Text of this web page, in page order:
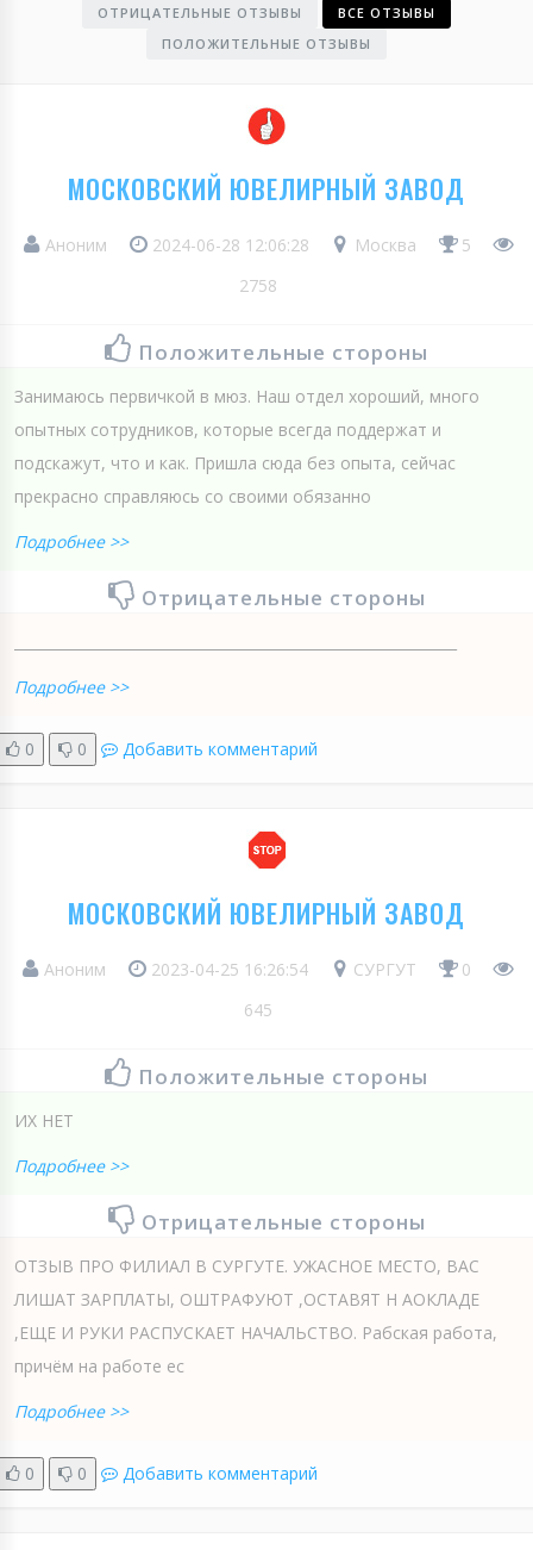
ОТРИЦАТЕЛЬНЫЕ ОТЗЫВЫ
ВСЕ ОТЗЫВЫ
ПОЛОЖИТЕЛЬНЫЕ ОТЗЫВЫ
МОСКОВСКИЙ ЮВЕЛИРНЫЙ ЗАВОД
Аноним 2024-06-28 12:06:28 Москва
5
2758
Положительные стороны
Занимаюсь первичкой в мюз. Наш отдел хороший, много
опытных сотрудников, которые всегда поддержат и
подскажут, что и как. Пришла сюда без опыта, сейчас
прекрасно справляюсь со своими обязанно
Подробнее >>
Отрицательные стороны
Подробнее >>
0 0 Добавить комментарий
МОСКОВСКИЙ ЮВЕЛИРНЫЙ ЗАВОД
Аноним 2023-04-25 16:26:54 СУРГУТ
0
645
Положительные стороны
ИХ НЕТ
Подробнее >>
Отрицательные стороны
ОТЗЫВ ПРО ФИЛИАЛ В СУРГУТЕ. УЖАСНОЕ МЕСТО, ВАС
ЛИШАТ ЗАРПЛАТЫ, ОШТРАФУЮТ ,ОСТАВЯТ Н АОКЛАДЕ
,ЕЩЕ И РУКИ РАСПУСКАЕТ НАЧАЛЬСТВО. Рабская работа,
причём на работе ес
Подробнее >>
0 0 Добавить комментарий